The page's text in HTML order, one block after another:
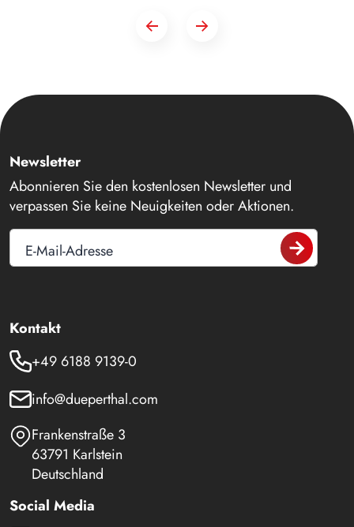
Newsletter
Abonnieren Sie den kostenlosen Newsletter und
verpassen Sie keine Neuigkeiten oder Aktionen.
E-Mail-Adresse
Kontakt
+49 6188 9139-0
info@dueperthal.com
Frankenstraße 3
63791 Karlstein
Deutschland
Social Media